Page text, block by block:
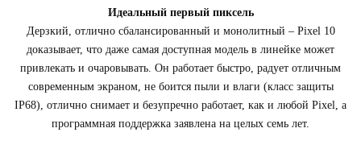
Идеальный первый пиксель
Дерзкий, отлично сбалансированный и монолитный – Pixel 10
доказывает, что даже самая доступная модель в линейке может
привлекать и очаровывать. Он работает быстро, радует отличным
современным экраном, не боится пыли и влаги (класс защиты
IP68), отлично снимает и безупречно работает, как и любой Pixel, а
программная поддержка заявлена на целых семь лет.